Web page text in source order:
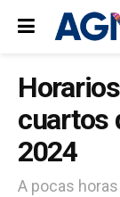
cuartos
2024
A pocas